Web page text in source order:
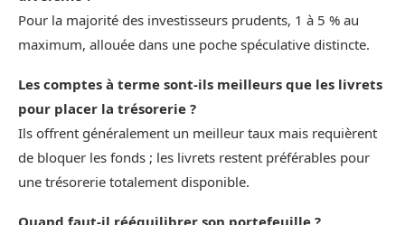
Pour la majorité des investisseurs prudents, 1 à 5 % au
maximum, allouée dans une poche spéculative distincte.
Les comptes à terme sont-ils meilleurs que les livrets
pour placer la trésorerie ?
Ils offrent généralement un meilleur taux mais requièrent
de bloquer les fonds ; les livrets restent préférables pour
une trésorerie totalement disponible.